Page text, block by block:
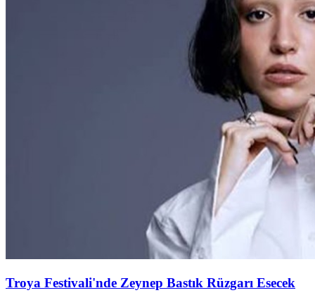
Troya Festivali'nde Zeynep Bastık Rüzgarı Esecek